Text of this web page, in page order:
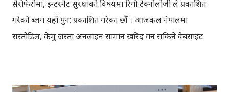
सेरोफेरोमा, ईन्टरनेट सुरक्षाको विषयमा रिगो टेक्नोलोजी ले प्रकाशित
गरेको ब्लग यहाँ पुन: प्रकाशित गरेका छौँ । आजकल नेपालमा
सस्तोडिल, केमु जस्ता अनलाईन सामान खरिद गर्न सकिने वेबसाइट
राख्नु नपर्ने, विभिन्न पसलका सामानको मूल्य तुलना गर्न पाइने, बार्गेनिंग